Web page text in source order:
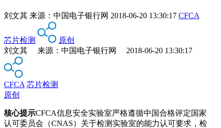
刘文其 来源： 中国电子银行网 2018-06-20 13:30:17 CFCA
芯片检测
原创
刘文其 来源：中国电子银行网 2018-06-20 13:30:17
CFCA 芯片检测
原创
核心提示CFCA信息安全实验室严格遵循中国合格评定国家
认可委员会（CNAS）关于检测实验室的能力认可要求，检